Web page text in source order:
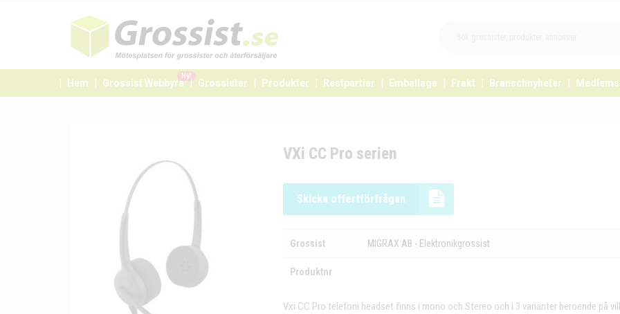
Hem Grossist Webbyrå
Ny!
Grossister Produkter Restpartier Emballage Frakt Branschnyheter
VXi CC Pro serien
Skicka offertförfrågan
Grossist MIGRAX AB - Elektronikgrossist
Produktnr
Vxi CC Pro telefoni headset finns i mono och Stereo och i 3 varianter beroende på